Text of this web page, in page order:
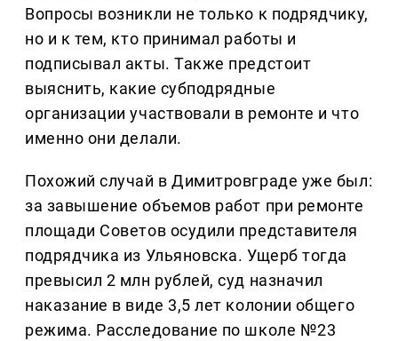
Вопросы возникли не только к подрядчику,
но и к тем, кто принимал работы и
подписывал акты. Также предстоит
выяснить, какие субподрядные
организации участвовали в ремонте и что
именно они делали.
Похожий случай в Димитровграде уже был:
за завышение объемов работ при ремонте
площади Советов осудили представителя
подрядчика из Ульяновска. Ущерб тогда
превысил 2 млн рублей, суд назначил
наказание в виде 3,5 лет колонии общего
режима. Расследование по школе №23